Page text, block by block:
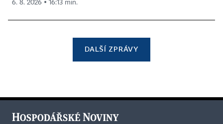
6. 8. 2026 ▪ 16:13 min.
DALŠÍ ZPRÁVY